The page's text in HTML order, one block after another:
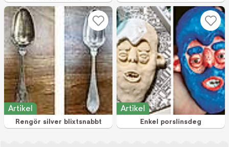
Artikel
Rengör silver blixtsnabbt
Artikel
Enkel porslinsdeg